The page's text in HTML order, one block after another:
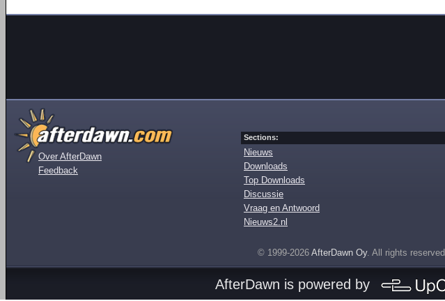
Over AfterDawn
Feedback
Sections:
Nieuws
Downloads
Top Downloads
Discussie
Vraag en Antwoord
Nieuws2.nl
© 1999-2026 AfterDawn Oy. All rights reserved
AfterDawn is powered by